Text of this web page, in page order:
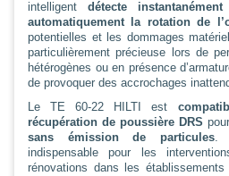
intelligent détecte
automatiquement la rotation de
potentielles et les dommages
particulièrement précieuse lors de
hétérogènes ou en présence
de provoquer des accrochages
Le TE 60-22 HILTI est
récupération de poussière DRS
sans émission de particules.
indispensable pour les
rénovations dans les